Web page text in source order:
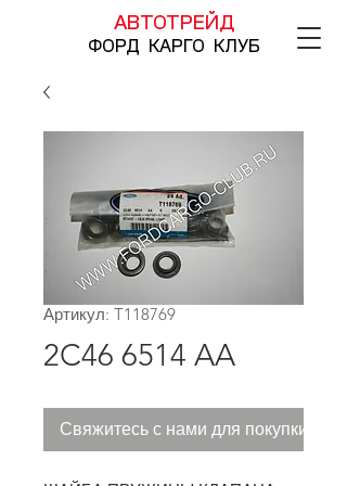
АВТОТРЕЙД
ФОРД КАРГО КЛУБ
Артикул: T118769
2C46 6514 AA
Свяжитесь с нами для покупки